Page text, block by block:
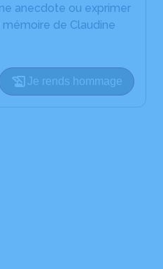
anecdote ou exprimer
de Claudine
Je rends hommage